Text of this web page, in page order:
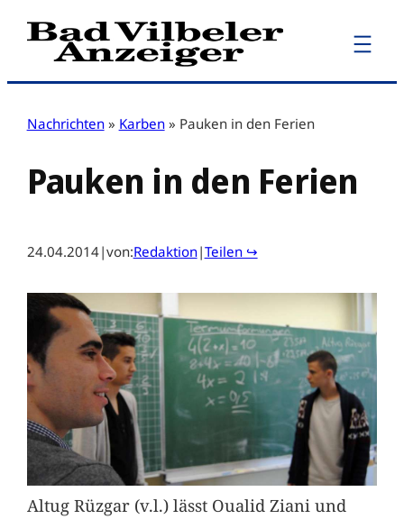
Zum
Inhalt
Nachrichten » Karben » Pauken in den Ferien
Pauken in den Ferien
24.04.2014|von:Redaktion|Teilen ↪
Altug Rüzgar (v.l.) lässt Oualid Ziani und